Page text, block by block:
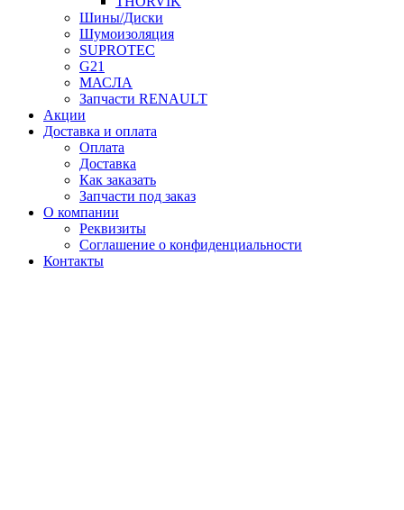
Шины/Диски
Шумоизоляция
SUPROTEC
G21
МАСЛА
Запчасти RENAULT
Акции
Доставка и оплата
Оплата
Доставка
Как заказать
Запчасти под заказ
О компании
Реквизиты
Соглашение о конфиденциальности
Контакты